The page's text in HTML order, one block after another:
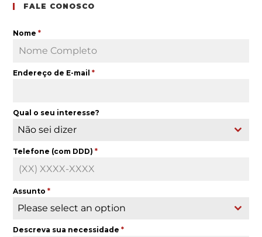
FALE CONOSCO
Nome*
Endereço de E-mail*
Qual o seu interesse?
Não sei dizer
Telefone (com DDD)*
Assunto*
Please select an option
Descreva sua necessidade*